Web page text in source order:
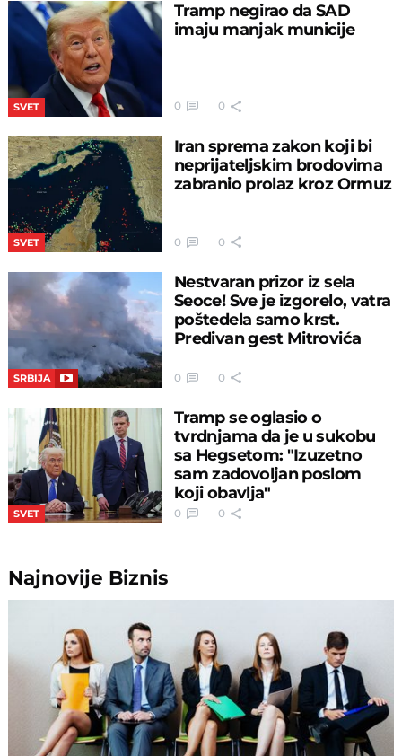
SVET
Tramp negirao da SAD
imaju manjak municije
0 0
SVET
Iran sprema zakon koji bi
neprijateljskim brodovima
zabranio prolaz kroz Ormuz
0 0
SRBIJA
Nestvaran prizor iz sela
Seoce! Sve je izgorelo, vatra
poštedela samo krst.
Predivan gest Mitrovića
0 0
SVET
Tramp se oglasio o
tvrdnjama da je u sukobu
sa Hegsetom: "Izuzetno
sam zadovoljan poslom
koji obavlja"
0 0
Najnovije Biznis